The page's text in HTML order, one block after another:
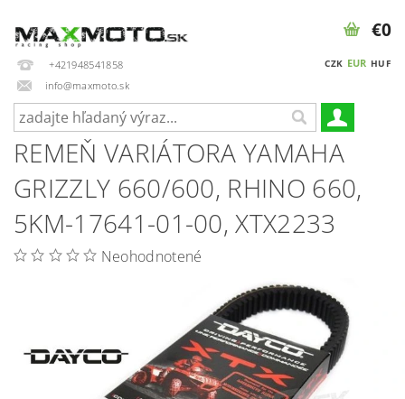
+421948541858
info@maxmoto.sk
CZK EUR HUF
€0
REMEŇ VARIÁTORA YAMAHA
GRIZZLY 660/600, RHINO 660,
5KM-17641-01-00, XTX2233
Neohodnotené